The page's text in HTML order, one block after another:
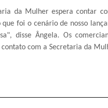
da Mulher espera contar
foi o cenário de nosso
disse Ângela. Os
com a Secretaria da